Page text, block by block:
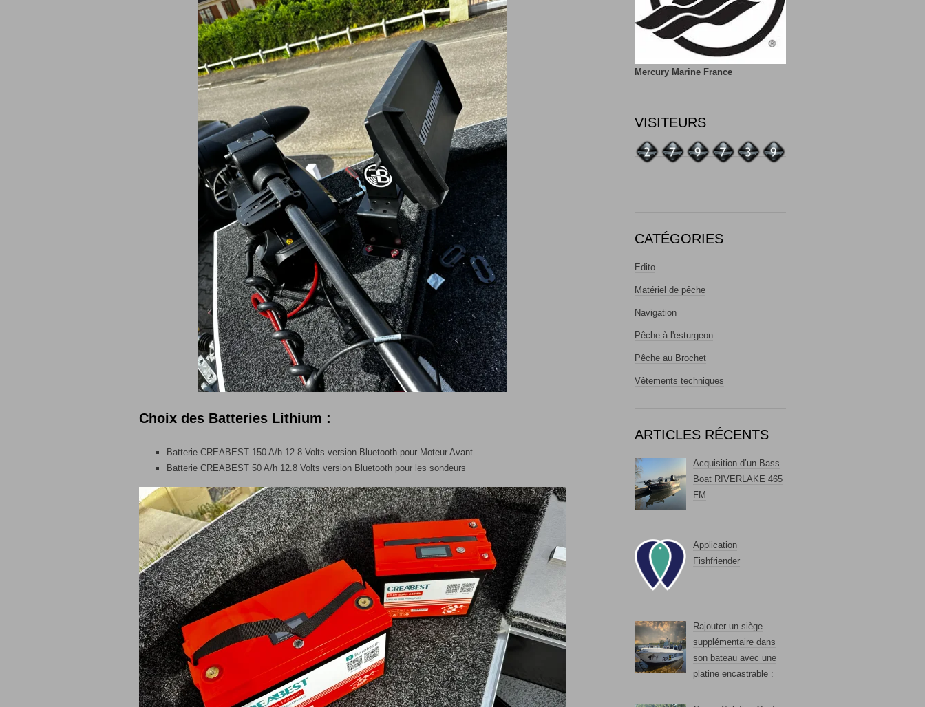
Choix des Batteries Lithium :
Batterie CREABEST 150 A/h 12.8 Volts version Bluetooth pour Moteur Avant
Batterie CREABEST 50 A/h 12.8 Volts version Bluetooth pour les sondeurs
Mercury Marine France
VISITEURS
CATÉGORIES
Edito
Matériel de pêche
Navigation
Pêche à l'esturgeon
Pêche au Brochet
Vêtements techniques
ARTICLES RÉCENTS
Acquisition d’un Bass
Boat RIVERLAKE 465
FM
Application
Fishfriender
Rajouter un siège
supplémentaire dans
son bateau avec une
platine encastrable :